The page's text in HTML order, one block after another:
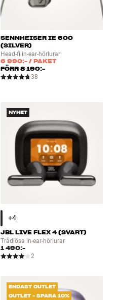
SENNHEISER IE 600
(SILVER)
Head-fi in-ear-hörlurar
6 990:- / PAKET
FÖRR8 190:-
38
NYHET
JBL LIVE FLEX 4 (SVART)
Trådlösa in-ear-hörlurar
1 490:-
2
ENDAST OUTLET
OUTLET - SPARA 10%